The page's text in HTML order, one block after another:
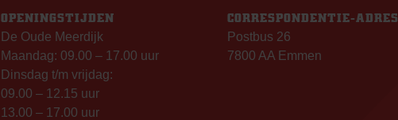
OPENINGSTIJDEN
De Oude Meerdijk
Maandag: 09.00 – 17.00 uur
Dinsdag t/m vrijdag:
09.00 – 12.15 uur
13.00 – 17.00 uur
CORRESPONDENTIE-ADRES
Postbus 26
7800 AA Emmen